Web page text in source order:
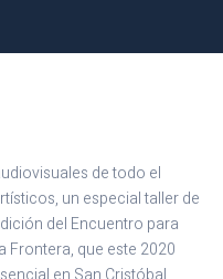
de todo el
un especial taller de
del Encuentro para
Frontera, que este 2020